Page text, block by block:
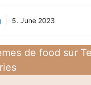
5. June 2023
de food sur